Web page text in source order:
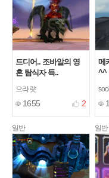
드디어.. 조바알의 영
혼 탐식자 득..
으라럇
1655 2
메
^^
일반 일반